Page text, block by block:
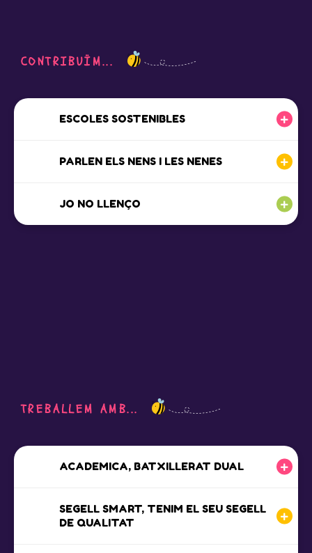
CONTRIBUÏM...
ESCOLES SOSTENIBLES
PARLEN ELS NENS I LES NENES
JO NO LLENÇO
TREBALLEM AMB...
ACADEMICA, BATXILLERAT DUAL
SEGELL SMART, TENIM EL SEU SEGELL
DE QUALITAT